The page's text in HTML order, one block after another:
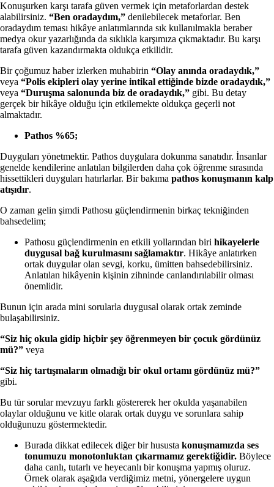
Konuşurken karşı tarafa güven vermek için metaforlardan destek
alabilirsiniz. “Ben oradaydım,” denilebilecek metaforlar. Ben
oradaydım teması hikâye anlatımlarında sık kullanılmakla beraber
medya okur yazarlığında da sıklıkla karşımıza çıkmaktadır. Bu karşı
tarafa güven kazandırmakta oldukça etkilidir.
Bir çoğumuz haber izlerken muhabirin “Olay anında oradaydık,”
veya “Polis ekipleri olay yerine intikal ettiğinde bizde oradaydık,”
veya “Duruşma salonunda biz de oradaydık,” gibi. Bu detay
gerçek bir hikâye olduğu için etkilemekte oldukça geçerli not
almaktadır.
Pathos %65;
Duyguları yönetmektir. Pathos duygulara dokunma sanatıdır. İnsanlar
genelde kendilerine anlatılan bilgilerden daha çok öğrenme sırasında
hissettikleri duyguları hatırlarlar. Bir bakıma pathos konuşmanın kalp
atışıdır.
O zaman gelin şimdi Pathosu güçlendirmenin birkaç tekniğinden
bahsedelim;
Pathosu güçlendirmenin en etkili yollarından biri hikayelerle
duygusal bağ kurulmasını sağlamaktır. Hikâye anlatırken
ortak duygular olan sevgi, korku, ümitten bahsedebilirsiniz.
Anlatılan hikâyenin kişinin zihninde canlandırılabilir olması
önemlidir.
Bunun için arada mini sorularla duygusal olarak ortak zeminde
bulaşabilirsiniz.
“Siz hiç okula gidip hiçbir şey öğrenmeyen bir çocuk gördünüz
mü?” veya
“Siz hiç tartışmaların olmadığı bir okul ortamı gördünüz mü?”
gibi.
Bu tür sorular mevzuyu farklı göstererek her okulda yaşanabilen
olaylar olduğunu ve kitle olarak ortak duygu ve sorunlara sahip
olduğunuzu göstermektedir.
Burada dikkat edilecek diğer bir hususta konuşmamızda ses
tonumuzu monotonluktan çıkarmamız gerektiğidir. Böylece
daha canlı, tutarlı ve heyecanlı bir konuşma yapmış oluruz.
Örnek olarak aşağıda verdiğimiz metni, yönergelere uygun